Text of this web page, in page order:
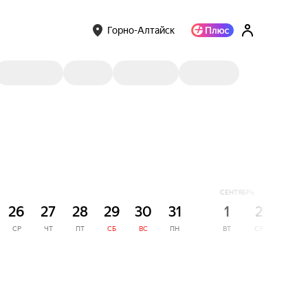
Горно-Алтайск
26
СР
27
ЧТ
28
ПТ
29
СБ
30
ВС
31
ПН
СЕНТЯБРЬ
1
ВТ
2